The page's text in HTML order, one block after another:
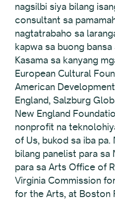
nagsilbi siya bilang
consultant sa
nagtatrabaho sa
kapwa sa buong
Kasama sa kanyang
European Cultural
American
England, Salzburg
New England
nonprofit na
of Us, bukod sa iba pa.
bilang panelist para sa
para sa Arts Office of
Virginia Commission
for the Arts, at Boston